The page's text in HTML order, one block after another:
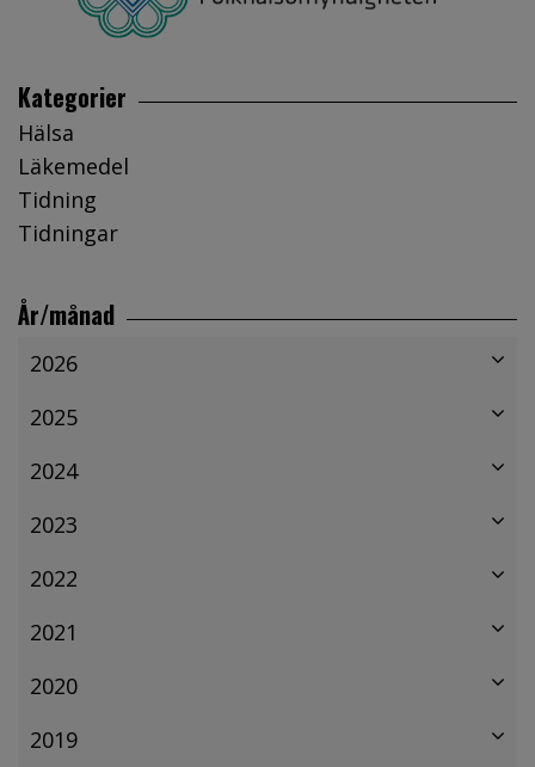
Kategorier
Hälsa
Läkemedel
Tidning
Tidningar
År/månad
2026
2025
2024
2023
2022
2021
2020
2019